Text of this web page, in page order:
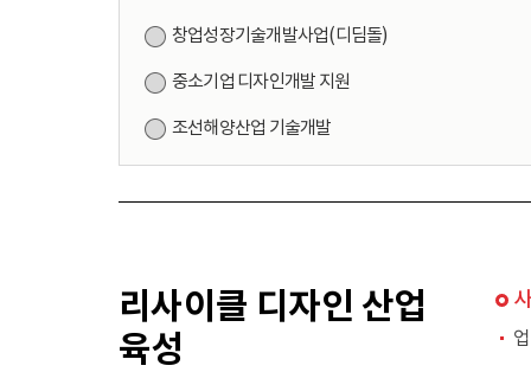
창업성장기술개발사업(디딤돌)
중소기업 디자인개발 지원
조선해양산업 기술개발
리사이클 디자인 산업
육성